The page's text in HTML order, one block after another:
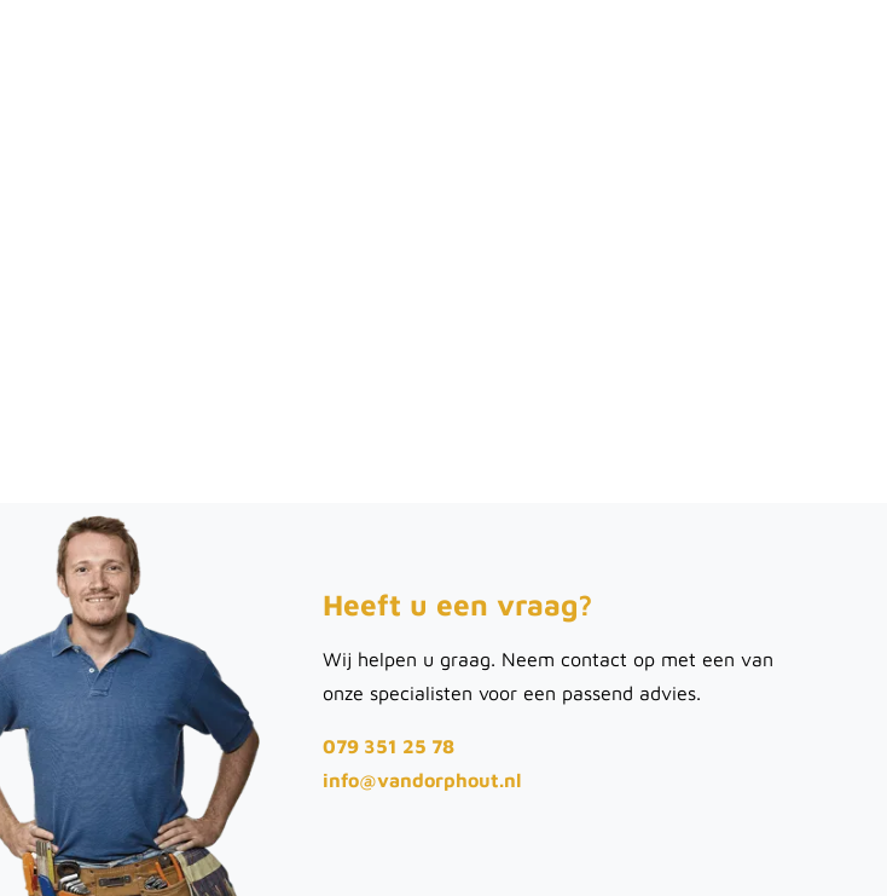
Heeft u een vraag?
Wij helpen u graag. Neem contact op met een van
onze specialisten voor een passend advies.
079 351 25 78
info@vandorphout.nl